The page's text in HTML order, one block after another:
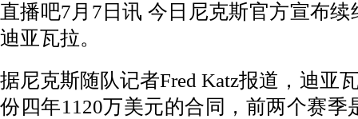
直播吧7月7日讯 今日尼克斯官方宣布续
迪亚瓦拉。
据尼克斯随队记者Fred Katz报道，迪亚
份四年1120万美元的合同， 前两个赛季